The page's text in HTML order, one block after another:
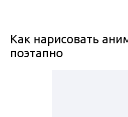
Как нарисовать
поэтапно